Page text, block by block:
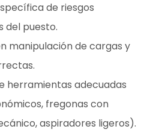
de riesgos
del puesto.
manipulación de cargas y
herramientas adecuadas
fregonas con
aspiradores ligeros).